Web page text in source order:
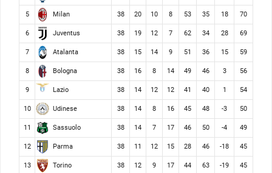
5 Milan 38 20 10 8 53 35 18 70
6 Juventus 38 19 12 7 62 34 28 69
7 Atalanta 38 15 14 9 51 36 15 59
8 Bologna 38 16 8 14 49 46 3 56
9 Lazio 38 14 12 12 41 40 1 54
10 Udinese 38 14 8 16 45 48 -3 50
11 Sassuolo 38 14 7 17 46 50 -4 49
12 Parma 38 11 12 15 28 46 -18 45
13 Torino 38 12 9 17 44 63 -19 45